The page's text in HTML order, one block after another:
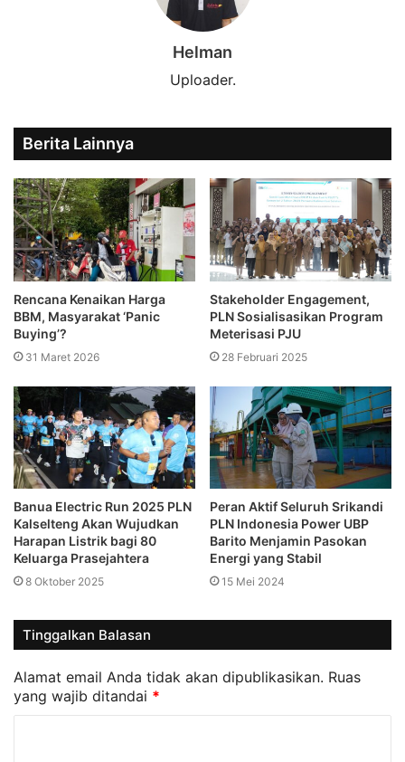
Helman
Uploader.
Berita Lainnya
Rencana Kenaikan Harga
BBM, Masyarakat ‘Panic
Buying’?
31 Maret 2026
Stakeholder Engagement,
PLN Sosialisasikan Program
Meterisasi PJU
28 Februari 2025
Banua Electric Run 2025 PLN
Kalselteng Akan Wujudkan
Harapan Listrik bagi 80
Keluarga Prasejahtera
8 Oktober 2025
Peran Aktif Seluruh Srikandi
PLN Indonesia Power UBP
Barito Menjamin Pasokan
Energi yang Stabil
15 Mei 2024
Tinggalkan Balasan
Alamat email Anda tidak akan dipublikasikan. Ruas
yang wajib ditandai *